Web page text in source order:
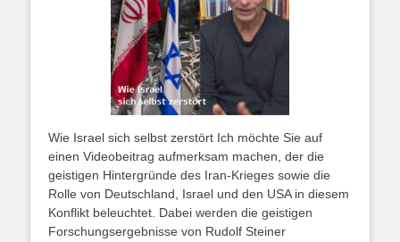
Wie Israel sich selbst zerstört Ich möchte Sie auf
einen Videobeitrag aufmerksam machen, der die
geistigen Hintergründe des Iran-Krieges sowie die
Rolle von Deutschland, Israel und den USA in diesem
Konflikt beleuchtet. Dabei werden die geistigen
Forschungsergebnisse von Rudolf Steiner